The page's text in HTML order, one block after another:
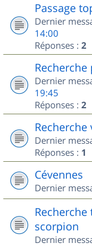
Passage
Dernier
14:00
Réponses : 2
Dernier
19:45
Réponses : 2
Dernier
Réponses : 1
Cévennes
Dernier
scorpion
Dernier